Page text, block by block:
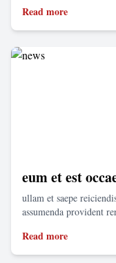
Read more
eum et est
ullam et saepe
assumenda provident
Read more